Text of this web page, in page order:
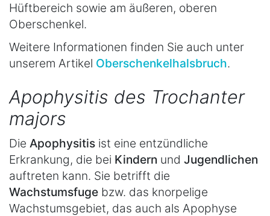
Hüftbereich sowie am äußeren, oberen
Oberschenkel.
Weitere Informationen finden Sie auch unter
unserem Artikel Oberschenkelhalsbruch.
Apophysitis des Trochanter
majors
Die Apophysitis ist eine entzündliche
Erkrankung, die bei Kindern und Jugendlichen
auftreten kann. Sie betrifft die
Wachstumsfuge bzw. das knorpelige
Wachstumsgebiet, das auch als Apophyse